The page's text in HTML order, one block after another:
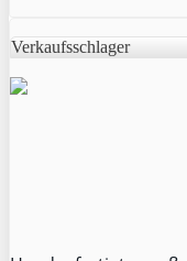
Verkaufsschlager